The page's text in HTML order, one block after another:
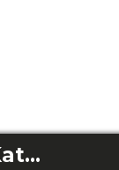
Jarra completa con cuchilla Grand Katana 2700Max Total Destroy W/ Grand Katana 2100Max Total Destroy B Am